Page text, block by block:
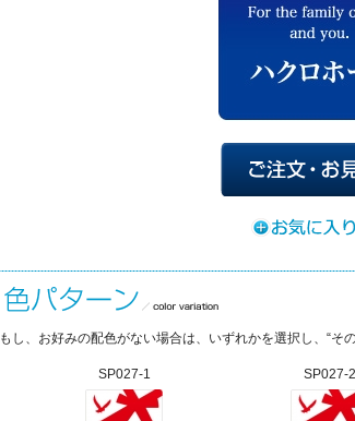
もし、お好みの配色がない場合は、いずれかを選択し、“そ
SP027-1 SP027-2